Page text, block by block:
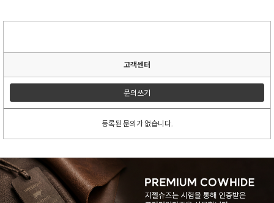
고객센터
문의쓰기
등록된 문의가 없습니다.